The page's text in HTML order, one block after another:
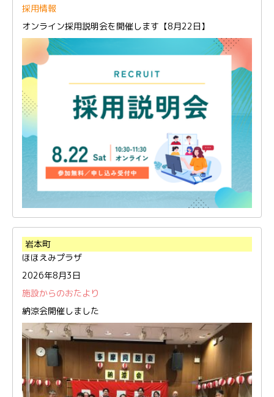
採用情報
オンライン採用説明会を開催します【8月22日】
岩本町
ほほえみプラザ
2026年8月3日
施設からのおたより
納涼会開催しました